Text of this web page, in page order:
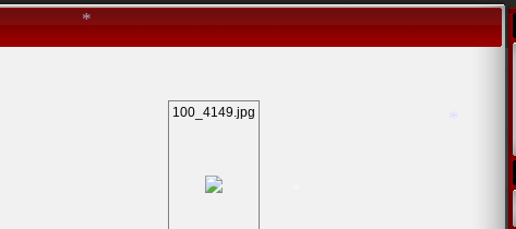
100_4149.jpg
*